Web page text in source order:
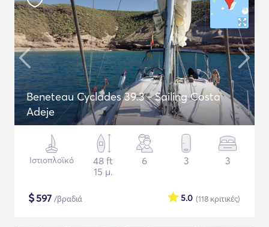
Beneteau Cyclades 39.3 - Sailing Costa
Adeje
Ιστιοπλοϊκό
48 ft
15 μ.
6 3 3
$597 /βραδιά (118 κριτικές)
5.0